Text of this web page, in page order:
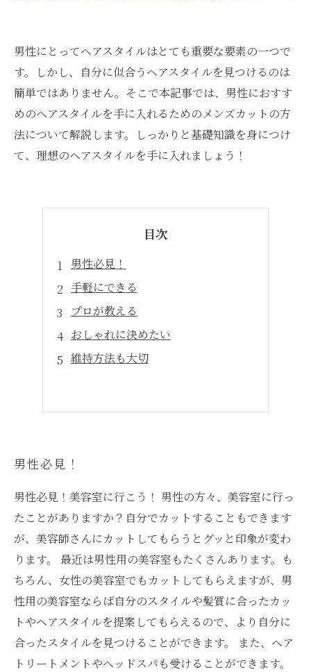
男性にとってヘアスタイルはとても重要な要素の一つで
す。しかし、自分に似合うヘアスタイルを見つけるのは
簡単ではありません。そこで本記事では、男性におすす
めのヘアスタイルを手に入れるためのメンズカットの方
法について解説します。しっかりと基礎知識を身につけ
て、理想のヘアスタイルを手に入れましょう！
目次
男性必見！
手軽にできる
プロが教える
おしゃれに決めたい
維持方法も大切
男性必見！
男性必見！美容室に行こう！ 男性の方々、美容室に行っ
たことがありますか？自分でカットすることもできます
が、美容師さんにカットしてもらうとグッと印象が変わ
ります。 最近は男性用の美容室もたくさんあります。も
ちろん、女性の美容室でもカットしてもらえますが、男
性用の美容室ならば自分のスタイルや髪質に合ったカッ
トやヘアスタイルを提案してもらえるので、より自分に
合ったスタイルを見つけることができます。 また、ヘア
トリートメントやヘッドスパも受けることができます。